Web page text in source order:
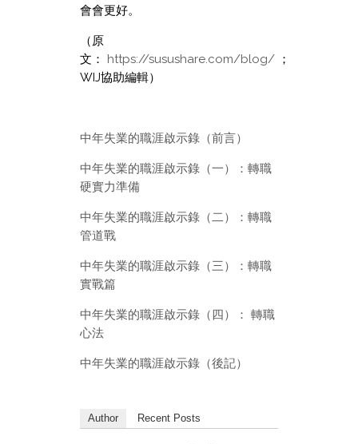
會會更好。
（原
文： https://susushare.com/blog/ ；
WIJ協助編輯）
中年失業的職涯啟示錄（前言）
中年失業的職涯啟示錄（一）：轉職
硬實力準備
中年失業的職涯啟示錄（二）：轉職
管道戰
中年失業的職涯啟示錄（三）：轉職
實戰篇
中年失業的職涯啟示錄（四）： 轉職
心法
中年失業的職涯啟示錄（後記）
Author Recent Posts